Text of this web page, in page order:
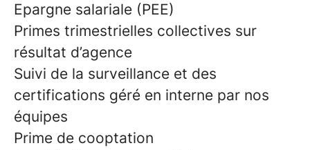
Epargne salariale (PEE)
Primes trimestrielles collectives sur
résultat d’agence
Suivi de la surveillance et des
certifications géré en interne par nos
équipes
Prime de cooptation